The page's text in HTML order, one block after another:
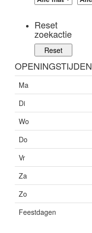
Reset
zoekactie
OPENINGSTIJDEN
Ma
Di
Wo
Do
Vr
Za
Zo
Feestdagen